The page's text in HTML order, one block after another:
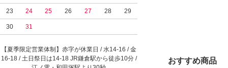
23 24 25 26 27 28 29
30 31
【夏季限定営業体制】赤字が休業日 / 水14-16 / 金
16-18 / 土日祭日は14-18 JR鎌倉駅から徒歩10分 /
おすすめ商品